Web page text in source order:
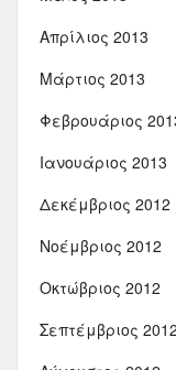
Απρίλιος 2013
Μάρτιος 2013
Φεβρουάριος
Ιανουάριος 2013
Δεκέμβριος 2012
Νοέμβριος 2012
Οκτώβριος 2012
Σεπτέμβριος 2012